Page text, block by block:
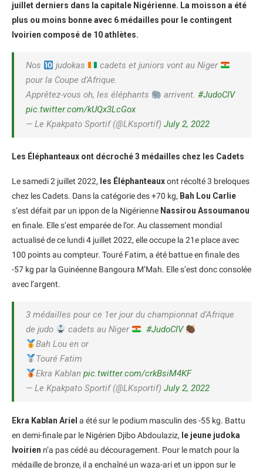
juillet derniers dans la capitale Nigérienne. La moisson a été
plus ou moins bonne avec 6 médailles pour le contingent
Ivoirien composé de 10 athlètes.
Nos judokas
cadets et juniors vont au Niger
pour la Coupe d’Afrique.
Apprêtez-vous oh, les éléphants
arrivent.#JudoCIV
pic.twitter.com/kUQx3LcGox
— Le Kpakpato Sportif (@LKsportif) July 2, 2022
Les Éléphanteaux ont décroché 3 médailles chez les Cadets
Le samedi 2 juillet 2022, les Éléphanteauxont récolté 3 breloques
chez les Cadets. Dans la catégorie des +70 kg, Bah Lou Carlie
s’est défait par un ippon de la Nigérienne Nassirou Assoumanou
en finale. Elle s’est emparée de l’or. Au classement mondial
actualisé de ce lundi 4 juillet 2022, elle occupe la 21e place avec
100 points au compteur. Touré Fatim, a été battue en finale des
-57 kg par la Guinéenne Bangoura M’Mah. Elle s’est donc consolée
avec l’argent.
3 médailles pour ce 1er jour du championnat d’Afrique
de judo
cadets au Niger .#JudoCIV
Bah Lou en or
Touré Fatim
Ekra Kablanpic.twitter.com/crkBsiM4KF
— Le Kpakpato Sportif (@LKsportif) July 2, 2022
Ekra Kablan Ariel a été sur le podium masculin des -55 kg. Battu
en demi-finale par le Nigérien Djibo Abdoulaziz, le jeune judoka
Ivoirien n’a pas cédé au découragement. Pour le match pour la
médaille de bronze, il a enchaîné un waza-ari et un ippon sur le